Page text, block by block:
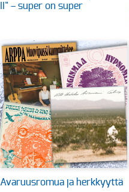
II" – super on super
Avaruusromua ja herkkyyttä